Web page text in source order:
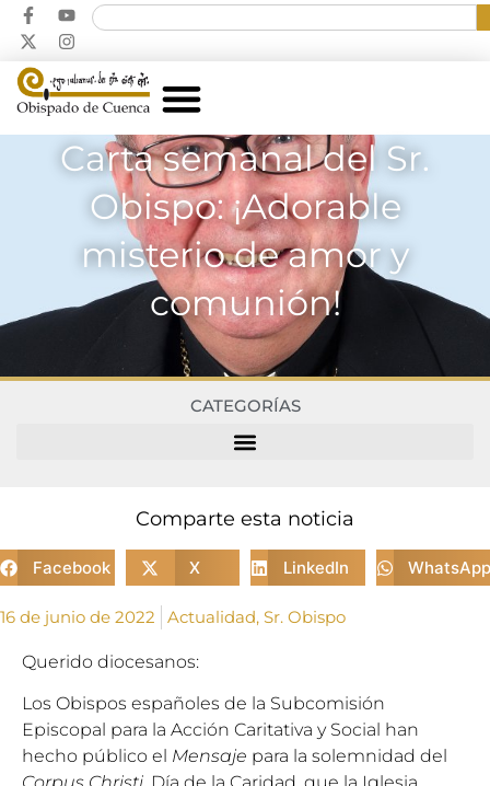
Carta semanal del Sr.
Obispo: ¡Adorable
misterio de amor y
comunión!
CATEGORÍAS
Comparte esta noticia
Facebook X LinkedIn WhatsApp
16 de junio de 2022 Actualidad, Sr. Obispo
Querido diocesanos:
Los Obispos españoles de la Subcomisión
Episcopal para la Acción Caritativa y Social han
hecho público el Mensaje para la solemnidad del